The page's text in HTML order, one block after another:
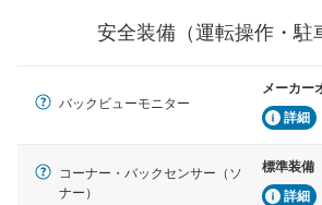
衝撃軽減
ルトなどが装備されています。
安全装備（運転操作・駐
バックビューモニター
メーカー
詳細
コーナー・バックセンサー（ソ
ナー）
標準装備
詳細